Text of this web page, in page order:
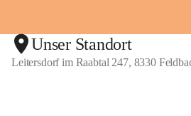
Unser Standort
Leitersdorf im Raabtal 247, 8330